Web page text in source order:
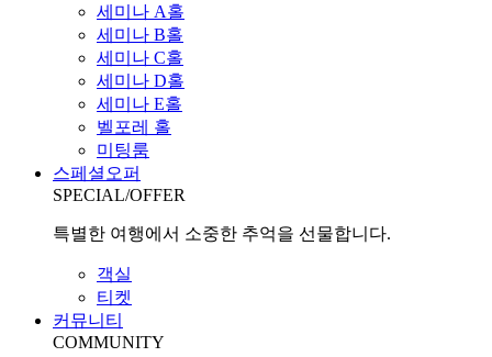
세미나 A홀
세미나 B홀
세미나 C홀
세미나 D홀
세미나 E홀
벨포레 홀
미팅룸
스페셜오퍼
SPECIAL/OFFER
특별한 여행에서 소중한 추억을 선물합니다.
객실
티켓
커뮤니티
COMMUNITY